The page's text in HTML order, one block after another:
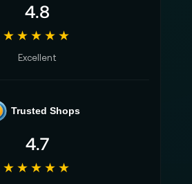
4.8
★★★★★
Excellent
Trusted Shops
4.7
★★★★★